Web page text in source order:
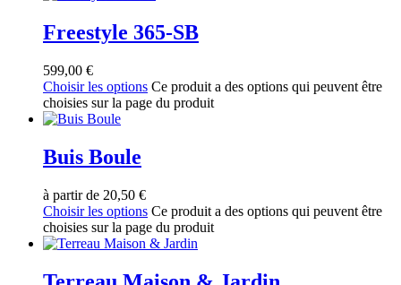
Freestyle 365-SB
599,00 €
Choisir les options Ce produit a des options qui peuvent être
choisies sur la page du produit
Buis Boule
à partir de 20,50 €
Choisir les options Ce produit a des options qui peuvent être
choisies sur la page du produit